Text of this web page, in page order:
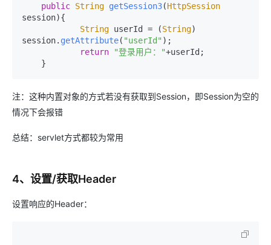
public String getSession3(HttpSession
session){
String userId = (String)
session. getAttribute( "userId" );
return
"登录用户："+userId;
注：这种内置对象的方式若没有获取到Session，即Session为空的
情况下会报错
总结：servlet方式都较为常用
4、设置/获取Header
设置响应的Header：